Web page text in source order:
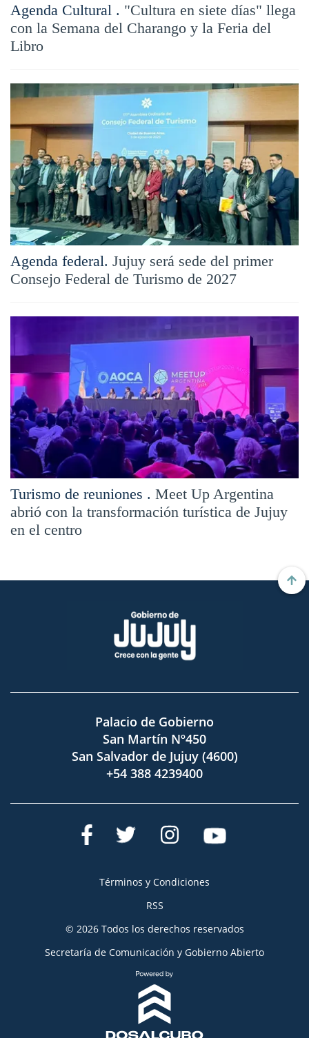
Agenda Cultural . "Cultura en siete días" llega
con la Semana del Charango y la Feria del
Libro
Agenda federal. Jujuy será sede del primer
Consejo Federal de Turismo de 2027
Turismo de reuniones . Meet Up Argentina
abrió con la transformación turística de Jujuy
en el centro
Palacio de Gobierno
San Martín Nº450
San Salvador de Jujuy (4600)
+54 388 4239400
Términos y Condiciones
RSS
© 2026 Todos los derechos reservados
Secretaría de Comunicación y Gobierno Abierto